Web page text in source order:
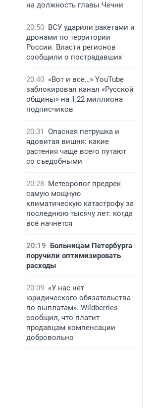
на должность главы Чечни
20:50 ВСУ ударили ракетами и
дронами по территории
России. Власти регионов
сообщили о пострадавших
20:40 «Вот и все…» YouTube
заблокировал канал «Русской
общины» на 1,22 миллиона
подписчиков
20:31 Опасная петрушка и
ядовитая вишня: какие
растения чаще всего путают
со съедобными
20:28 Метеоролог предрек
самую мощную
климатическую катастрофу за
последнюю тысячу лет: когда
всё начнется
20:19 Больницам Петербурга
поручили оптимизировать
расходы
20:09 «У нас нет
юридического обязательства
по выплатам». Wildberries
сообщил, что платит
продавцам компенсации
добровольно